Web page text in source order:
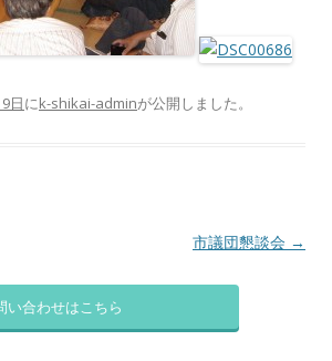
日にk-shikai-adminが公開しました。
市議団懇談会 →
い合わせはこちら